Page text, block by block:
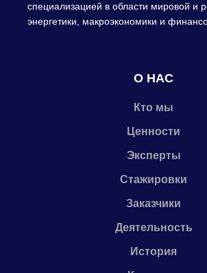
специализацией в области мировой и
энергетики, макроэкономики и
О НАС
Кто мы
Ценности
Эксперты
Стажировки
Заказчики
Деятельность
История